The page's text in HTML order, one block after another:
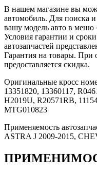
В нашем магазине вы
автомобиль. Для поиска
вашу модель авто в меню
Условия гарантии и
автозапчастей
Гарантия на товары. При
предоставляется скидка.
Оригинальные кросс
13351820, 13360117,
H2019U, R20571RB,
MTG010823
Применяемость
ASTRA J 2009-2015,